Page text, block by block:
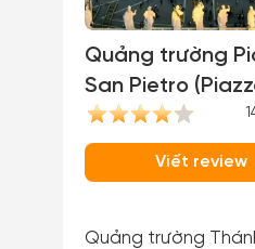
Quảng trường
San Pietro
Pietro)
Viết review
Quảng trường